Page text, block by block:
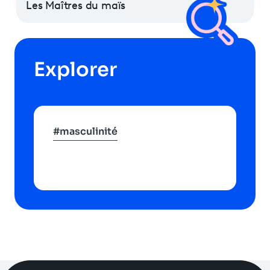
Les Maîtres du maïs
Explorer
#masculinité